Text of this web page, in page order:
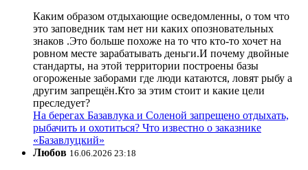
Каким образом отдыхающие осведомленны, о том что
это заповедник там нет ни каких опозновательных
знаков .Это больше похоже на то что кто-то хочет на
ровном месте зарабатывать деньги.И почему двойные
стандарты, на этой территории построены базы
огороженые заборами где люди катаются, ловят рыбу а
другим запрещён.Кто за этим стоит и какие цели
преследует?
На берегах Базавлука и Соленой запрещено отдыхать,
рыбачить и охотиться? Что известно о заказнике
«Базавлуцкий»
Любов 16.06.2026 23:18